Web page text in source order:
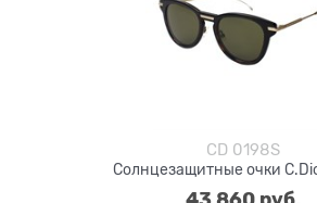
CD 0198S
Солнцезащитные очки